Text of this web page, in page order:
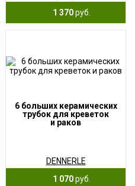
1 370руб.
6 больших керамических
трубок для креветок
и раков
DENNERLE
1 070руб.